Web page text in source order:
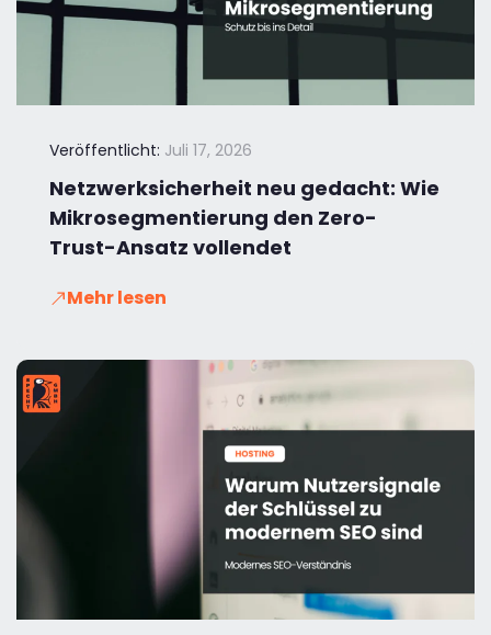
Veröffentlicht: Juli 17, 2026
Netzwerksicherheit neu gedacht: Wie
Mikrosegmentierung den Zero-
Trust-Ansatz vollendet
Mehr lesen